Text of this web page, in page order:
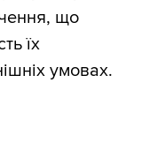
що
їх
умовах.